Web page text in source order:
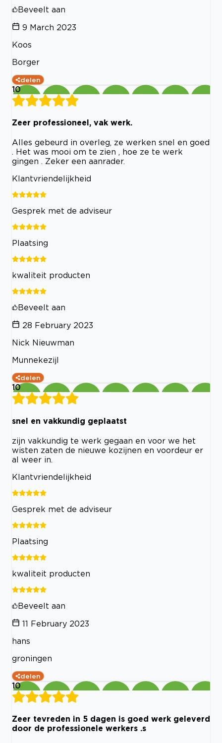
Beveelt aan
9 March 2023
Koos
Borger
delen
10
Zeer professioneel, vak werk.
Alles gebeurd in overleg, ze werken snel en goed
. Het was mooi om te zien , hoe ze te werk
gingen . Zeker een aanrader.
Klantvriendelijkheid
Gesprek met de adviseur
Plaatsing
kwaliteit producten
Beveelt aan
28 February 2023
Nick Nieuwman
Munnekezijl
delen
10
snel en vakkundig geplaatst
zijn vakkundig te werk gegaan en voor we het
wisten zaten de nieuwe kozijnen en voordeur er
al weer in.
Klantvriendelijkheid
Gesprek met de adviseur
Plaatsing
kwaliteit producten
Beveelt aan
11 February 2023
hans
groningen
delen
10
Zeer tevreden in 5 dagen is goed werk geleverd
door de professionele werkers .s